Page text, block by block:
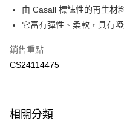
每筆NT$100，滿NT$1,500(
宅配-本島
每筆NT$100，滿NT$1,500(含
由 Casall 標誌性的再生材
它富有彈性、柔軟，具有
銷售重點
CS24114475
相關分類